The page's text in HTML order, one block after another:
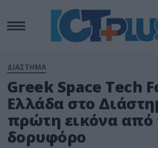
ΔΙΑΣΤΗΜΑ
Greek Space Tech
Ελλάδα στο
πρώτη εικόνα από
δορυφόρο